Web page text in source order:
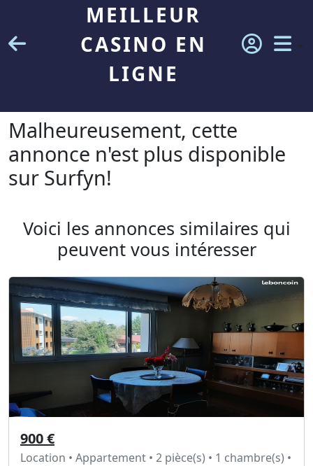
MEILLEUR
CASINO EN
LIGNE
Malheureusement, cette
annonce n'est plus disponible
sur Surfyn!
Voici les annonces similaires qui
peuvent vous intéresser
900 €
Location • Appartement • 2 pièce(s) • 1 chambre(s) •